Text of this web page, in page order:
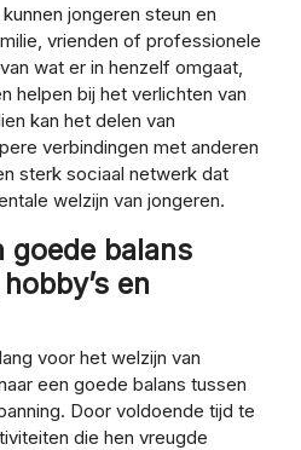
jongeren steun en
vrienden of professionele
wat er in henzelf omgaat,
helpen bij het verlichten van
kan het delen van
verbindingen met anderen
sterk sociaal netwerk dat
welzijn van jongeren.
goede balans
en
voor het welzijn van
een goede balans tussen
Door voldoende tijd te
die hen vreugde